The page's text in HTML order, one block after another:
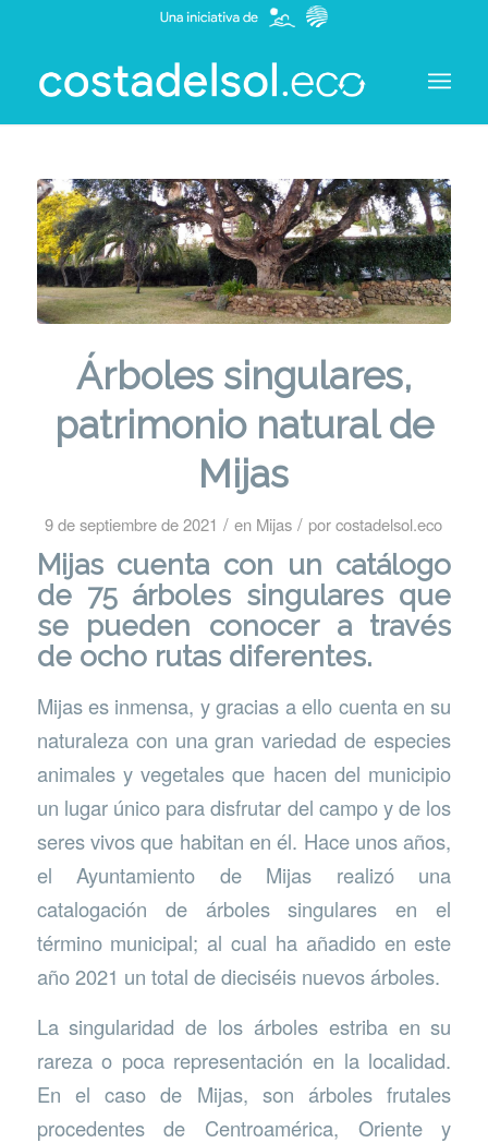
Árboles singulares,
patrimonio natural de
Mijas
9 de septiembre de 2021 / en Mijas / porcostadelsol.eco
Mijas cuenta con un catálogo
de 75 árboles singulares que
se pueden conocer a través
de ocho rutas diferentes.
Mijas es inmensa, y gracias a ello cuenta en su
naturaleza con una gran variedad de especies
animales y vegetales que hacen del municipio
un lugar único para disfrutar del campo y de los
seres vivos que habitan en él. Hace unos años,
el Ayuntamiento de Mijas realizó una
catalogación de árboles singulares en el
término municipal; al cual ha añadido en este
año 2021 un total de dieciséis nuevos árboles.
La singularidad de los árboles estriba en su
rareza o poca representación en la localidad.
En el caso de Mijas, son árboles frutales
procedentes de Centroamérica, Oriente y